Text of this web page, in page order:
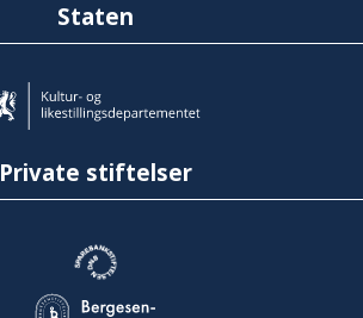
Staten
Private stiftelser